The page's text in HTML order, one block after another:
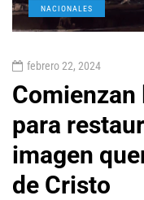
NACIONALES
febrero 22, 2024
para
imagen
de Cristo